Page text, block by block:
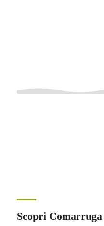
Scopri Comarruga